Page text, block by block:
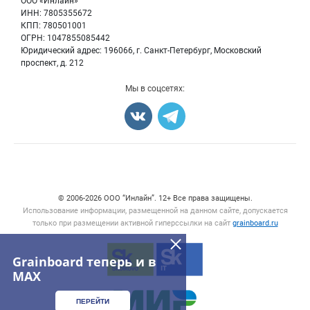
Grainboard теперь и в
MAX
ПЕРЕЙТИ
ИНН: 7805355672
КПП: 780501001
ОГРН: 1047855085442
Юридический адрес: 196066, г. Санкт-Петербург, Московский
проспект, д. 212
Мы в соцсетях:
© 2006‑2026 ООО “Инлайн”. 12+ Все права защищены.
Использование информации, размещенной на данном сайте, допускается
только при размещении активной гиперссылки на сайт grainboard.ru